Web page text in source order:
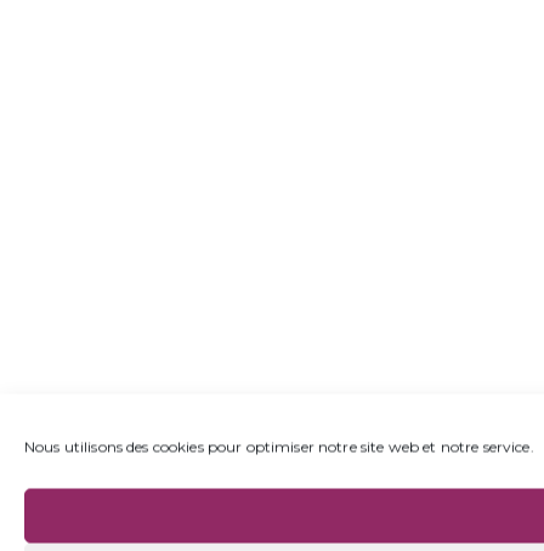
Nous utilisons des cookies pour optimiser notre site web et notre service.